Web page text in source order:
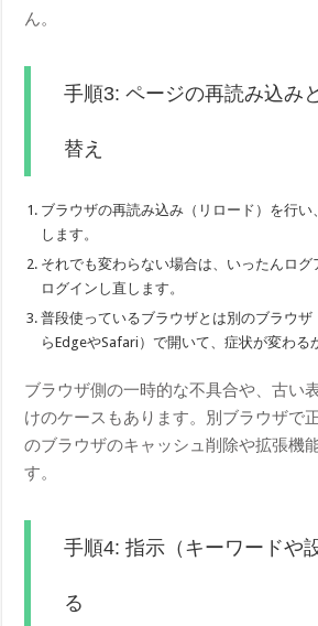
ん。
手順3: ページの再読み込み
替え
ブラウザの再読み込み（リロード）を行い
します。
それでも変わらない場合は、いったんロ
ログインし直します。
普段使っているブラウザとは別のブラウザ
らEdgeやSafari）で開いて、症状が変わる
ブラウザ側の一時的な不具合や、古い
けのケースもあります。別ブラウザで
のブラウザのキャッシュ削除や拡張機
す。
手順4: 指示（キーワードや
る